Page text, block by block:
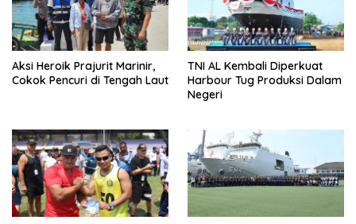
Aksi Heroik Prajurit Marinir,
Cokok Pencuri di Tengah Laut
TNI AL Kembali Diperkuat
Harbour Tug Produksi Dalam
Negeri